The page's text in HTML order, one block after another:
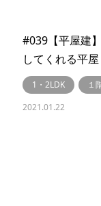
#039【平屋建
してくれる平
ク～】
1・2LDK
１
2021.01.22